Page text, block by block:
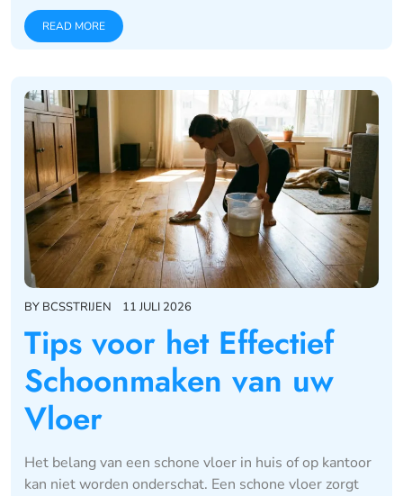
READ MORE
BY BCSSTRIJEN 11 JULI 2026
Tips voor het Effectief
Schoonmaken van uw
Vloer
Het belang van een schone vloer in huis of op kantoor
kan niet worden onderschat. Een schone vloer zorgt